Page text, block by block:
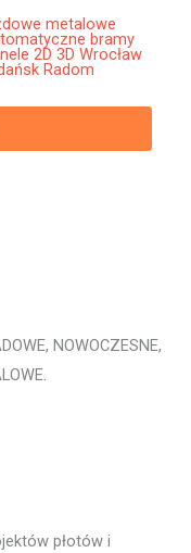
Metalowe
Stalowe
NOWOCZESNE,
płotów i